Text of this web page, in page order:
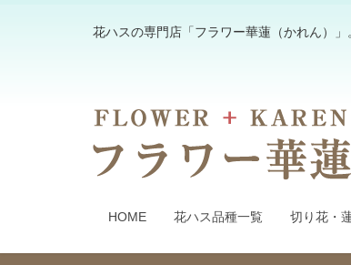
花ハスの専門店「フラワー華蓮（かれん）
HOME 花ハス品種一覧 切り花・